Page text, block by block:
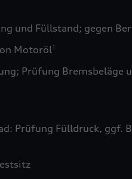
und Füllstand; gegen
Motoröl1
Prüfung
Prüfung Fülldruck,